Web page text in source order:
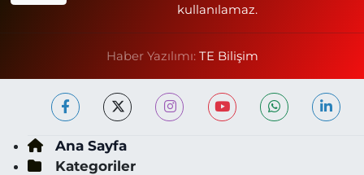
kullanılamaz.
Haber Yazılımı: TE Bilişim
Ana Sayfa
Kategoriler